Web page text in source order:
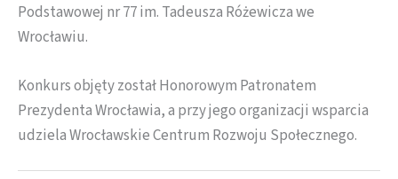
Podstawowej nr 77 im. Tadeusza Różewicza we
Wrocławiu.
Konkurs objęty został Honorowym Patronatem
Prezydenta Wrocławia, a przy jego organizacji wsparcia
udziela Wrocławskie Centrum Rozwoju Społecznego.